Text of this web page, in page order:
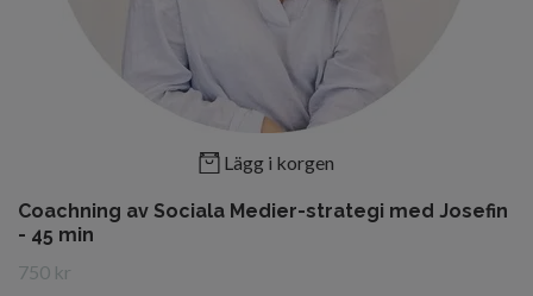
Lägg i korgen
Coachning av Sociala Medier-strategi med Josefin
- 45 min
750 kr